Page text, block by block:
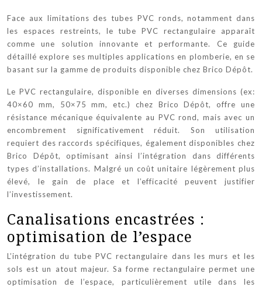
Face aux limitations des tubes PVC ronds, notamment dans
les espaces restreints, le tube PVC rectangulaire apparaît
comme une solution innovante et performante. Ce guide
détaillé explore ses multiples applications en plomberie, en se
basant sur la gamme de produits disponible chez Brico Dépôt.
Le PVC rectangulaire, disponible en diverses dimensions (ex:
40×60 mm, 50×75 mm, etc.) chez Brico Dépôt, offre une
résistance mécanique équivalente au PVC rond, mais avec un
encombrement significativement réduit. Son utilisation
requiert des raccords spécifiques, également disponibles chez
Brico Dépôt, optimisant ainsi l’intégration dans différents
types d’installations. Malgré un coût unitaire légèrement plus
élevé, le gain de place et l’efficacité peuvent justifier
l’investissement.
Canalisations encastrées :
optimisation de l’espace
L’intégration du tube PVC rectangulaire dans les murs et les
sols est un atout majeur. Sa forme rectangulaire permet une
optimisation de l’espace, particulièrement utile dans les